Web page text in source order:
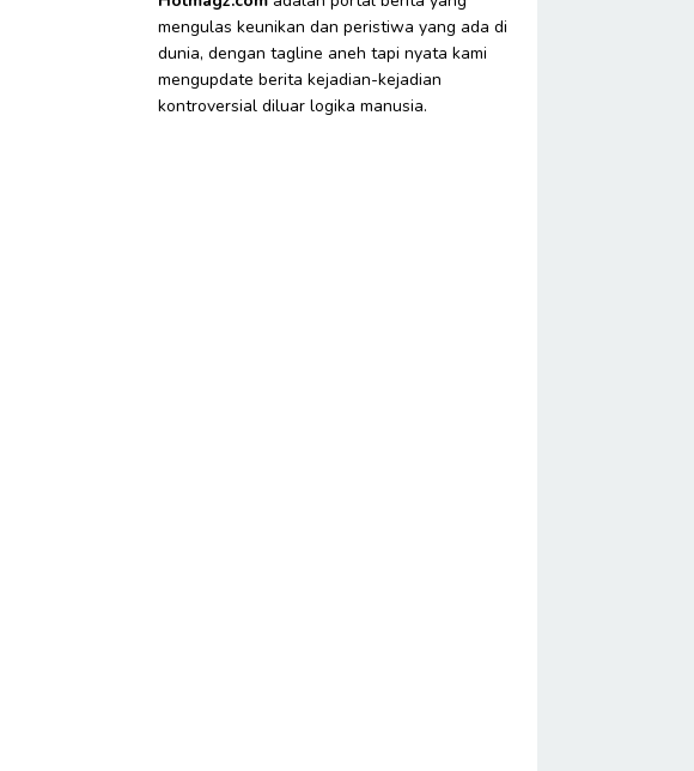
mengulas keunikan dan peristiwa yang ada di
dunia, dengan tagline aneh tapi nyata kami
mengupdate berita kejadian-kejadian
kontroversial diluar logika manusia.